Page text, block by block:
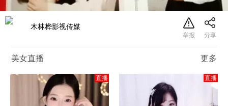
木林桦影视传媒
美女直播 更多
直播 直播